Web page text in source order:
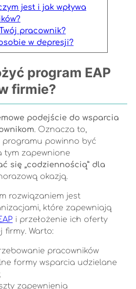
jest i jak wpływa
pracownik?
w depresji?
program EAP
firmie?
podejście do wsparcia
. Oznacza to,
programu powinno być
tym zapewnione
się „codziennością” dla
okazją.
rozwiązaniem jest
które zapewniają
i przełożenie ich oferty
firmy. Warto:
pracowników
formy wsparcia udzielane
zapewnienia